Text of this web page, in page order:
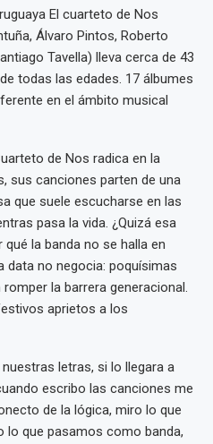
El cuarteto de Nos
Álvaro Pintos, Roberto
Tavella) lleva cerca de 43
todas las edades. 17 álbumes
en el ámbito musical
de Nos radica en la
sus canciones parten de una
que suele escucharse en las
pasa la vida. ¿Quizá esa
la banda no se halla en
data no negocia: poquísimas
la barrera generacional.
aprietos a los
letras, si lo llegara a
escribo las canciones me
de la lógica, miro lo que
lo que pasamos como banda,